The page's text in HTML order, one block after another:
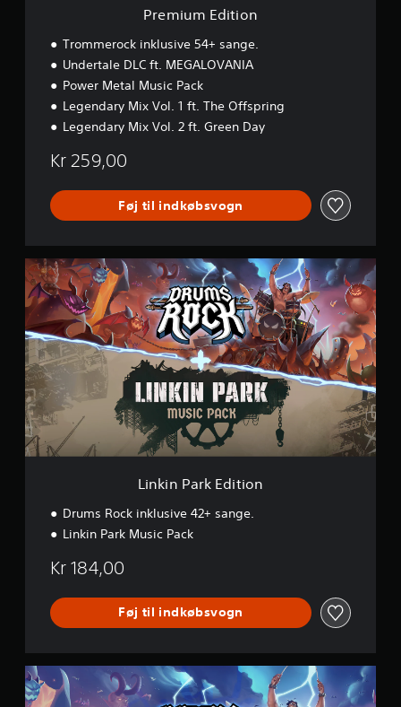
Premium Edition
Trommerock inklusive 54+ sange.
Undertale DLC ft. MEGALOVANIA
Power Metal Music Pack
Legendary Mix Vol. 1 ft. The Offspring
Legendary Mix Vol. 2 ft. Green Day
Kr 259,00
Føj til indkøbsvogn
L
i
n
k
i
n
P
a
r
k
E
d
i
Linkin Park Edition
Drums Rock inklusive 42+ sange.
Linkin Park Music Pack
Kr 184,00
Føj til indkøbsvogn
D
e